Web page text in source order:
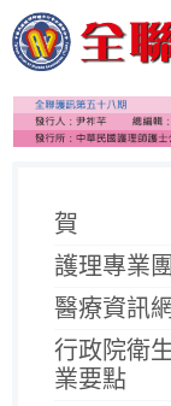
賀
護理專業
醫療資訊
行政院衛
業要點